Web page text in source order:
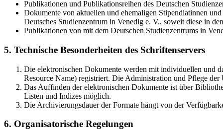
Publikationen und Publikationsreihen des Deutschen
Dokumente von aktuellen und ehemaligen Stipendiatinnen
Deutsches Studienzentrum in Venedig e. V., soweit diese in
Publikationen von mit dem Deutschen Studienzentrums in
5. Technische Besonderheiten des Schriftenservers
Die elektronischen Dokumente werden mit individuellen und
Resource Name) registriert. Die Administration und Pflege
Das Auffinden der elektronischen Dokumente ist über
Listen und Indizes möglich.
Die Archivierungsdauer der Formate hängt von der
6. Organisatorische Regelungen